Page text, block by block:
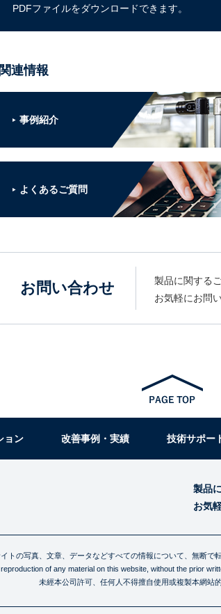
PDFファイルをダウンロードできます。
関連情報
事例紹介
よくあるご質問
お問い合わせ
製品に関する
お気軽にお問
ョン 改善事例・実績 技術サポー
製品
お気
トの写真、文章、データなどすべての情報について、無断で
of any material on this website, without the prior
未經本公司許可、任何人不得擅自使用或複製本網站